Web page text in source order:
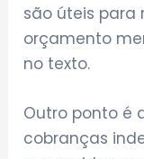
são úteis para
orçamento
no texto.
Outro ponto é
cobranças